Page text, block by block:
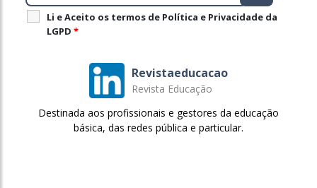
Li e Aceito os termos de Política e Privacidade da
LGPD *
Revistaeducacao
Revista Educação
Destinada aos profissionais e gestores da educação
básica, das redes pública e particular.